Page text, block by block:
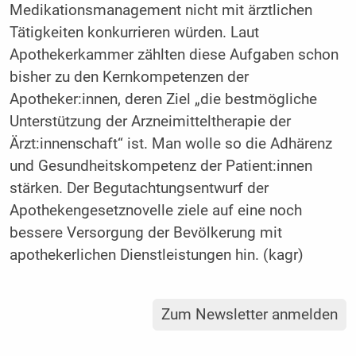
Medikationsmanagement nicht mit ärztlichen
Tätigkeiten konkurrieren würden. Laut
Apothekerkammer zählten diese Aufgaben schon
bisher zu den Kernkompetenzen der
Apotheker:innen, deren Ziel „die bestmögliche
Unterstützung der Arzneimitteltherapie der
Ärzt:innenschaft“ ist. Man wolle so die Adhärenz
und Gesundheitskompetenz der Patient:innen
stärken. Der Begutachtungsentwurf der
Apothekengesetznovelle ziele auf eine noch
bessere Versorgung der Bevölkerung mit
apothekerlichen Dienstleistungen hin. (kagr)
Zum Newsletter anmelden